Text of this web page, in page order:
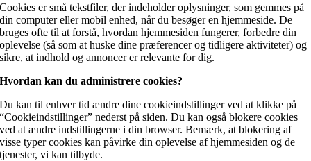
Cookies er små tekstfiler, der indeholder oplysninger, som gemmes på
din computer eller mobil enhed, når du besøger en hjemmeside. De
bruges ofte til at forstå, hvordan hjemmesiden fungerer, forbedre din
oplevelse (så som at huske dine præferencer og tidligere aktiviteter) og
sikre, at indhold og annoncer er relevante for dig.
Hvordan kan du administrere cookies?
Du kan til enhver tid ændre dine cookieindstillinger ved at klikke på
“Cookieindstillinger” nederst på siden. Du kan også blokere cookies
ved at ændre indstillingerne i din browser. Bemærk, at blokering af
visse typer cookies kan påvirke din oplevelse af hjemmesiden og de
tjenester, vi kan tilbyde.